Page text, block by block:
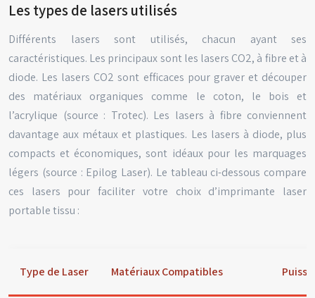
Les types de lasers utilisés
Différents lasers sont utilisés, chacun ayant ses
caractéristiques. Les principaux sont les lasers CO2, à fibre et à
diode. Les lasers CO2 sont efficaces pour graver et découper
des matériaux organiques comme le coton, le bois et
l’acrylique (source : Trotec). Les lasers à fibre conviennent
davantage aux métaux et plastiques. Les lasers à diode, plus
compacts et économiques, sont idéaux pour les marquages
légers (source : Epilog Laser). Le tableau ci-dessous compare
ces lasers pour faciliter votre choix d’imprimante laser
portable tissu :
Type de Laser Matériaux Compatibles